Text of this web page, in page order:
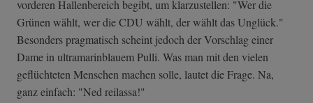
vorderen Hallenbereich begibt, um klarzustellen: "Wer die
Grünen wählt, wer die CDU wählt, der wählt das Unglück."
Besonders pragmatisch scheint jedoch der Vorschlag einer
Dame in ultramarinblauem Pulli. Was man mit den vielen
geflüchteten Menschen machen solle, lautet die Frage. Na,
ganz einfach: "Ned reilassa!"